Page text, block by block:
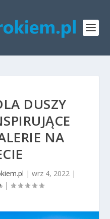
DUSZY
NA
| wrz 4, 2022 |
|